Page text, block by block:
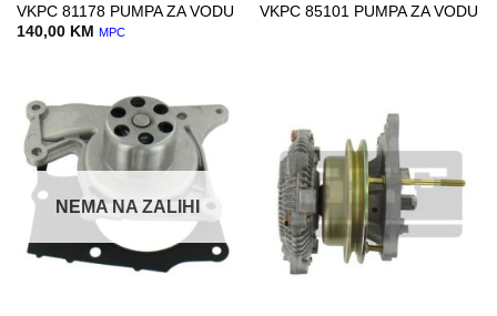
VKPC 81178 PUMPA ZA VODU
140,00 KM MPC
VKPC 85101 PUMPA ZA VODU
NEMA NA ZALIHI